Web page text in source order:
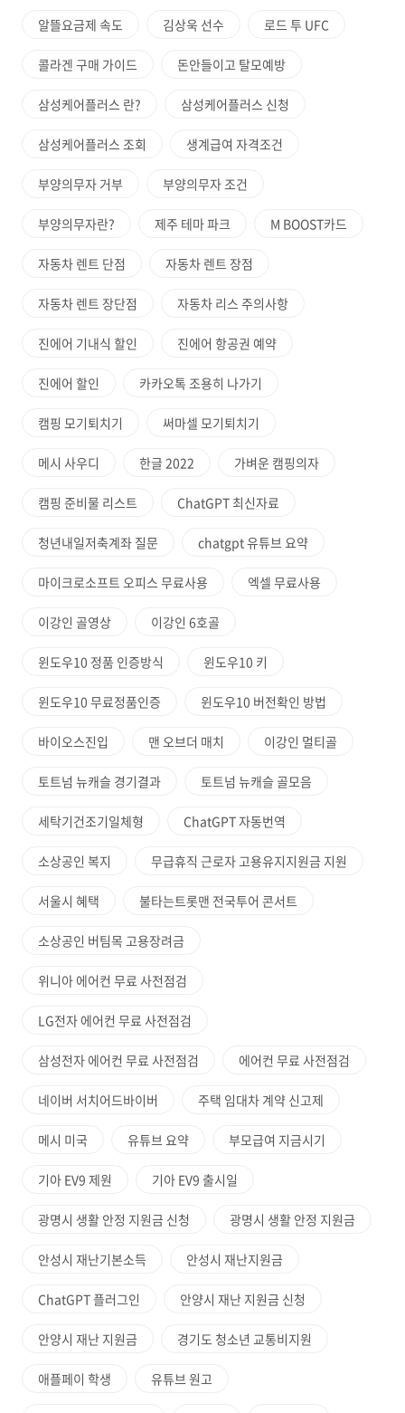
알뜰요금제 속도 김상욱 선수 로드 투 UFC
콜라겐 구매 가이드 돈안들이고 탈모예방
삼성케어플러스 란? 삼성케어플러스 신청
삼성케어플러스 조회 생계급여 자격조건
부양의무자 거부 부양의무자 조건
부양의무자란? 제주 테마 파크 M BOOST카드
자동차 렌트 단점 자동차 렌트 장점
자동차 렌트 장단점 자동차 리스 주의사항
진에어 기내식 할인 진에어 항공권 예약
진에어 할인 카카오톡 조용히 나가기
캠핑 모기퇴치기 써마셀 모기퇴치기
메시 사우디 한글 2022 가벼운 캠핑의자
캠핑 준비물 리스트 ChatGPT 최신자료
청년내일저축계좌 질문 chatgpt 유튜브 요약
마이크로소프트 오피스 무료사용 엑셀 무료사용
이강인 골영상 이강인 6호골
윈도우10 정품 인증방식 윈도우10 키
윈도우10 무료정품인증 윈도우10 버전확인 방법
바이오스진입 맨 오브더 매치 이강인 멀티골
토트넘 뉴캐슬 경기결과 토트넘 뉴캐슬 골모음
세탁기건조기일체형 ChatGPT 자동번역
소상공인 복지 무급휴직 근로자 고용유지지원금 지원
서울시 혜택 불타는트롯맨 전국투어 콘서트
소상공인 버팀목 고용장려금
위니아 에어컨 무료 사전점검
LG전자 에어컨 무료 사전점검
삼성전자 에어컨 무료 사전점검 에어컨 무료 사전점검
네이버 서치어드바이버 주택 임대차 계약 신고제
메시 미국 유튜브 요약 부모급여 지금시기
기아 EV9 제원 기아 EV9 출시일
광명시 생활 안정 지원금 신청 광명시 생활 안정 지원금
안성시 재난기본소득 안성시 재난지원금
ChatGPT 플러그인 안양시 재난 지원금 신청
안양시 재난 지원금 경기도 청소년 교통비지원
애플페이 학생 유튜브 원고